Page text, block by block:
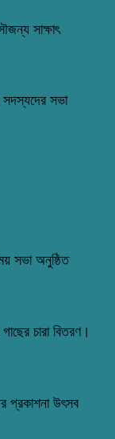
সাক্ষাৎ
সদস্যদের সভা
সভা অনুষ্ঠিত
চারা বিতরণ।
প্রকাশনা উৎসব